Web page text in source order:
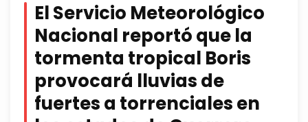
El Servicio Meteorológico
Nacional reportó que la
tormenta tropical Boris
provocará lluvias de
fuertes a torrenciales en